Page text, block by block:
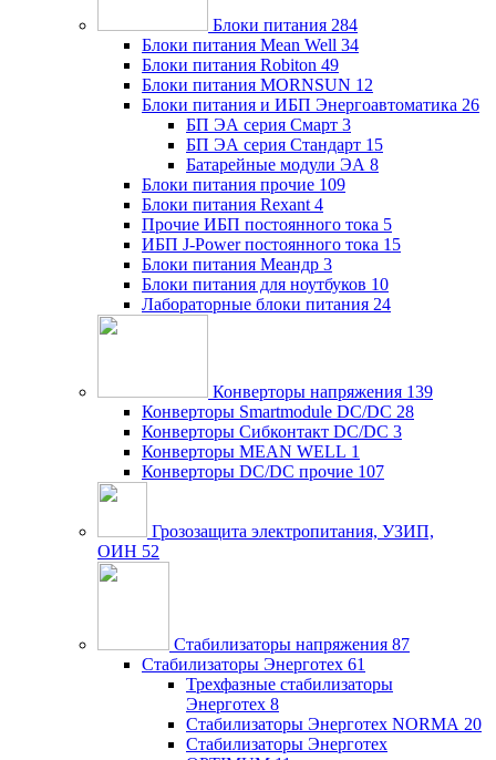
Блоки питания 284
Блоки питания Mean Well 34
Блоки питания Robiton 49
Блоки питания MORNSUN 12
Блоки питания и ИБП Энергоавтоматика 26
БП ЭА серия Смарт 3
БП ЭА серия Стандарт 15
Батарейные модули ЭА 8
Блоки питания прочие 109
Блоки питания Rexant 4
Прочие ИБП постоянного тока 5
ИБП J-Power постоянного тока 15
Блоки питания Меандр 3
Блоки питания для ноутбуков 10
Лабораторные блоки питания 24
Конверторы напряжения 139
Конверторы Smartmodule DC/DC 28
Конверторы Сибконтакт DC/DC 3
Конверторы MEAN WELL 1
Конверторы DC/DC прочие 107
Грозозащита электропитания, УЗИП,
ОИН 52
Стабилизаторы напряжения 87
Стабилизаторы Энерготех 61
Трехфазные стабилизаторы
Энерготех 8
Стабилизаторы Энерготех NORMA 20
Стабилизаторы Энерготех